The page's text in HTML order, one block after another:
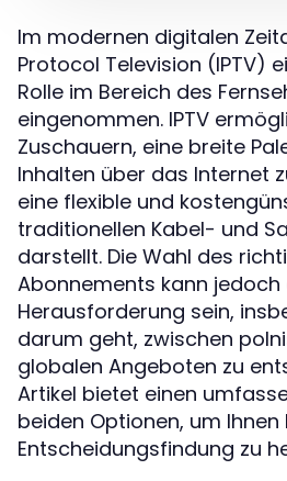
Im modernen digitalen
Protocol Television (IPTV)
Rolle im Bereich des
eingenommen. IPTV
Zuschauern, eine breite
Inhalten über das Internet
eine flexible und
traditionellen Kabel- und
darstellt. Die Wahl des
Abonnements kann jedoch
Herausforderung sein,
darum geht, zwischen
globalen Angeboten zu
Artikel bietet einen
beiden Optionen, um Ihnen
Entscheidungsfindung zu